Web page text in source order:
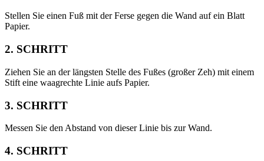
Stellen Sie einen Fuß mit der Ferse gegen die Wand auf ein Blatt
Papier.
2. SCHRITT
Ziehen Sie an der längsten Stelle des Fußes (großer Zeh) mit einem
Stift eine waagrechte Linie aufs Papier.
3. SCHRITT
Messen Sie den Abstand von dieser Linie bis zur Wand.
4. SCHRITT